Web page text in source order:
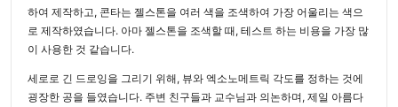
하여 제작하고, 콘타는 젤스톤을 여러 색을 조색하여 가장 어울리는 색으
로 제작하였습니다. 아마 젤스톤을 조색할 때, 테스트 하는 비용을 가장 많
이 사용한 것 같습니다.
세로로 긴 드로잉을 그리기 위해, 뷰와 엑소노메트릭 각도를 정하는 것에
굉장한 공을 들였습니다. 주변 친구들과 교수님과 의논하며, 제일 아름다